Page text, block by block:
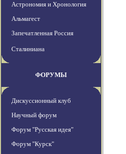
Астрономия и Хронология
Альмагест
Запечатленная Россия
Сталиниана
ФОРУМЫ
Дискуссионный клуб
Научный форум
Форум "Русская идея"
Форум "Курск"